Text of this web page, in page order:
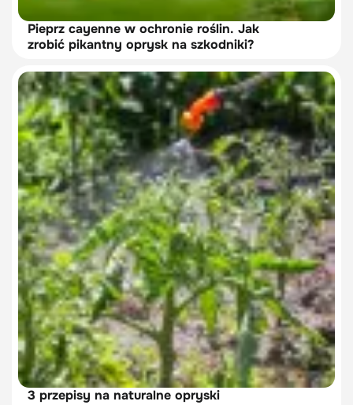
Pieprz cayenne w ochronie roślin. Jak
zrobić pikantny oprysk na szkodniki?
3 przepisy na naturalne opryski